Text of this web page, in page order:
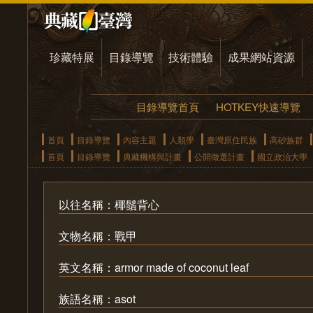
珍藏特展 目錄導覽 技術體驗 成果網站資源
目錄導覽首頁 HOTKEY快速導覽
首頁 目錄導覽 內容主題 人類學 臺灣原住民族
高砂族群
首頁
目錄導覽 典藏機構與計畫 公開徵選計畫 國立政治大學
以往名稱：椰鬚背心
文物名稱：戰甲
英文名稱：armor made of coconut leaf
族語名稱：asot